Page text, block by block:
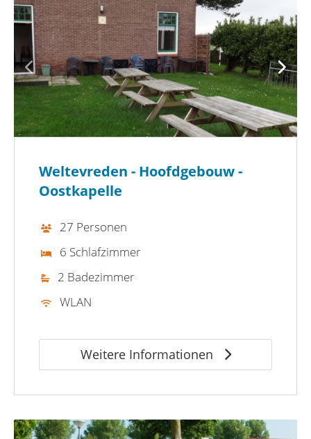
Weltevreden - Hoofdgebouw -
Oostkapelle
27 Personen
6 Schlafzimmer
2 Badezimmer
WLAN
Weitere Informationen